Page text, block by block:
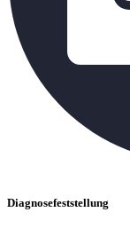
Diagnosefeststellung